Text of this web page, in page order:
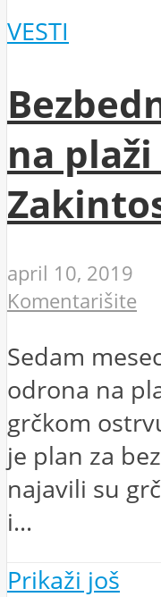
VESTI
na
april 10, 2019
Komentarišite
Sedam
odrona na
grčkom
je plan za
najavili su
i...
Prikaži još